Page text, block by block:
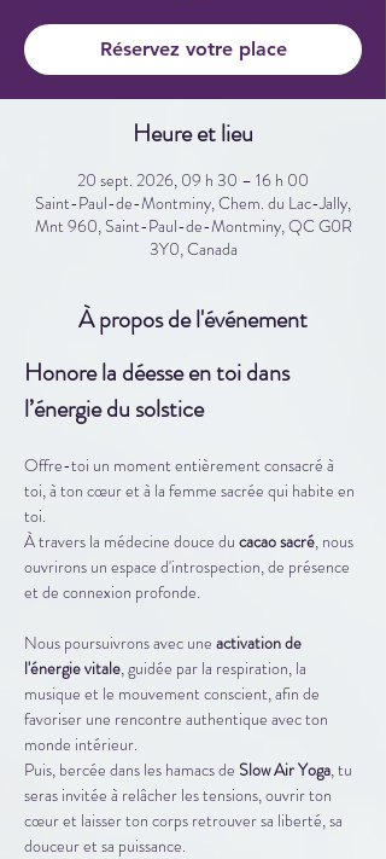
Réservez votre place
Heure et lieu
20 sept. 2026, 09 h 30 – 16 h 00
Saint-Paul-de-Montminy, Chem. du Lac-Jally,
Mnt 960, Saint-Paul-de-Montminy, QC G0R
3Y0, Canada
À propos de l'événement
Honore la déesse en toi dans
l’énergie du solstice
Offre-toi un moment entièrement consacré à
toi, à ton cœur et à la femme sacrée qui habite en
toi.
À travers la médecine douce du cacao sacré, nous
ouvrirons un espace d'introspection, de présence
et de connexion profonde.
Nous poursuivrons avec une activation de
l'énergie vitale, guidée par la respiration, la
musique et le mouvement conscient, afin de
favoriser une rencontre authentique avec ton
monde intérieur.
Puis, bercée dans les hamacs de Slow Air Yoga, tu
seras invitée à relâcher les tensions, ouvrir ton
cœur et laisser ton corps retrouver sa liberté, sa
douceur et sa puissance.